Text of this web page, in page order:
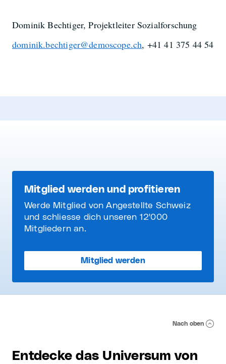
Dominik Bechtiger, Projektleiter Sozialforschung
dominik.bechtiger@demoscope.ch, +41 41 375 44 54
Mitglied werden und profitieren
Werde Mitglied von Angestellte Schweiz
und schliesse dich unseren 12'000
Mitgliedern an.
Mitglied werden
Nach oben
Entdecke das Universum von